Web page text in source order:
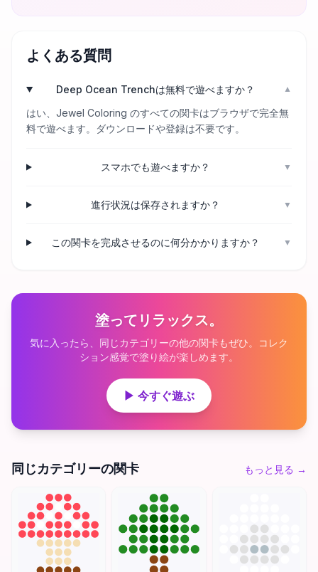
よくある質問
Deep Ocean Trenchは無料で遊べますか？ ▼
はい、Jewel Coloring のすべての関卡はブラウザで完全無
料で遊べます。ダウンロードや登録は不要です。
スマホでも遊べますか？ ▼
進行状況は保存されますか？ ▼
この関卡を完成させるのに何分かかりますか？ ▼
塗ってリラックス。
気に入ったら、同じカテゴリーの他の関卡もぜひ。コレク
ション感覚で塗り絵が楽しめます。
▶ 今すぐ遊ぶ
同じカテゴリーの関卡 もっと見る →